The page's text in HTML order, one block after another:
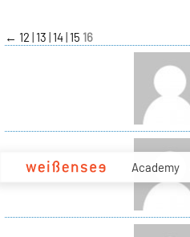
Academy
← 12 13 14 15 16